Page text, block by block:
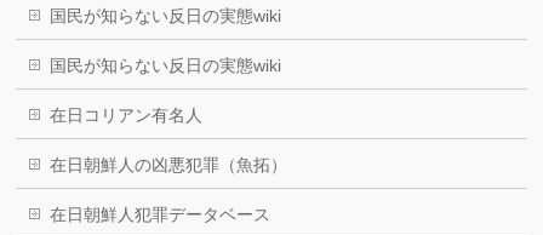
国民が知らない反日の実態wiki
国民が知らない反日の実態wiki
在日コリアン有名人
在日朝鮮人の凶悪犯罪（魚拓）
在日朝鮮人犯罪データベース